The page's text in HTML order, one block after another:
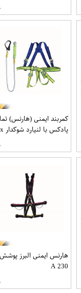
کمربند ایمنی (هارنس)
پادکس با لنیارد شوکدار Padex
هارنس ایمنی البرز
A 230